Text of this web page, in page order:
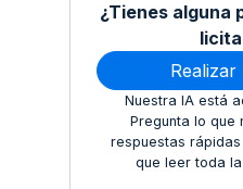
¿Tienes alguna
Nuestra IA está
Pregunta lo que
respuestas
que leer toda